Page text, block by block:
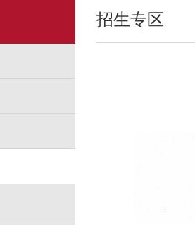
招生专区